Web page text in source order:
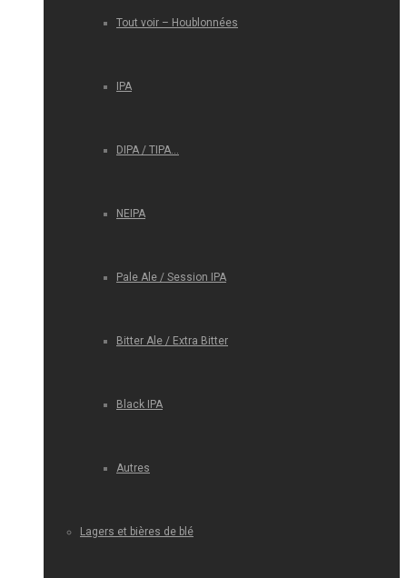
Tout voir – Houblonnées
IPA
DIPA / TIPA…
NEIPA
Pale Ale / Session IPA
Bitter Ale / Extra Bitter
Black IPA
Autres
Lagers et bières de blé